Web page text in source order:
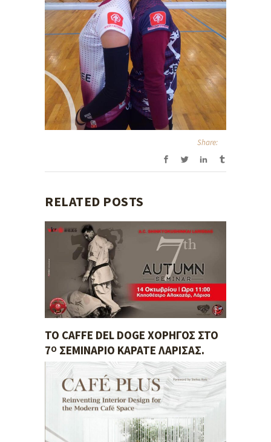
Share:
RELATED POSTS
ΤΟ CAFFE DEL DOGE ΧΟΡΗΓΌΣ ΣΤΟ
7Ο ΣΕΜΙΝΆΡΙΟ ΚΑΡΆΤΕ ΛΆΡΙΣΑΣ.